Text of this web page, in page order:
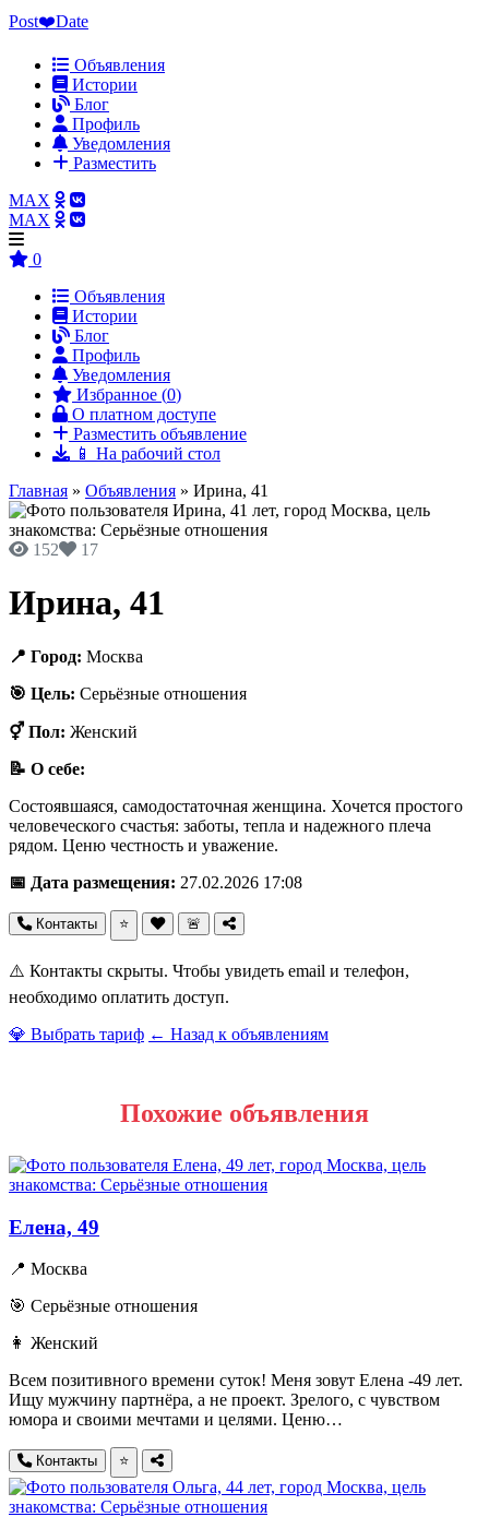
Post❤️Date
Объявления
Истории
Блог
Профиль
Уведомления
Разместить
MAX
MAX
0
Объявления
Истории
Блог
Профиль
Уведомления
Избранное (0)
О платном доступе
Разместить объявление
📱 На рабочий стол
Главная » Объявления » Ирина, 41
152 17
Ирина, 41
📍 Город: Москва
🎯 Цель: Серьёзные отношения
⚥ Пол: Женский
📝 О себе:
Состоявшаяся, самодостаточная женщина. Хочется простого
человеческого счастья: заботы, тепла и надежного плеча
рядом. Ценю честность и уважение.
📅 Дата размещения: 27.02.2026 17:08
Контакты ⭐ 🚨
⚠️ Контакты скрыты. Чтобы увидеть email и телефон,
необходимо оплатить доступ.
💎 Выбрать тариф ← Назад к объявлениям
Похожие объявления
Елена, 49
📍 Москва
🎯 Серьёзные отношения
👩 Женский
Всем позитивного времени суток! Меня зовут Елена -49 лет.
Ищу мужчину партнёра, а не проект. Зрелого, с чувством
юмора и своими мечтами и целями. Ценю…
Контакты ⭐